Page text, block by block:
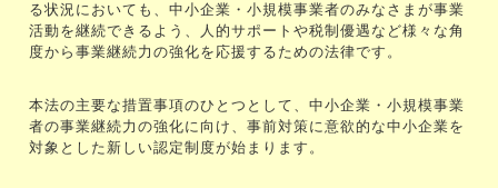
る状況においても、中小企業・小規模事業者のみなさまが事業
活動を継続できるよう、人的サポートや税制優遇など様々な角
度から事業継続力の強化を応援するための法律です。
本法の主要な措置事項のひとつとして、中小企業・小規模事業
者の事業継続力の強化に向け、事前対策に意欲的な中小企業を
対象とした新しい認定制度が始まります。